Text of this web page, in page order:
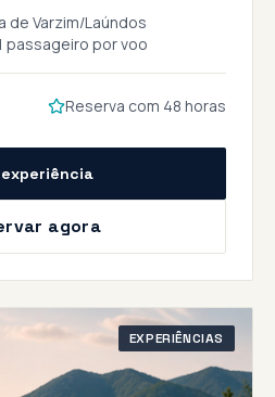
de Varzim/Laúndos
passageiro por voo
Reserva com 48 horas
agora
EXPERIÊNCIAS